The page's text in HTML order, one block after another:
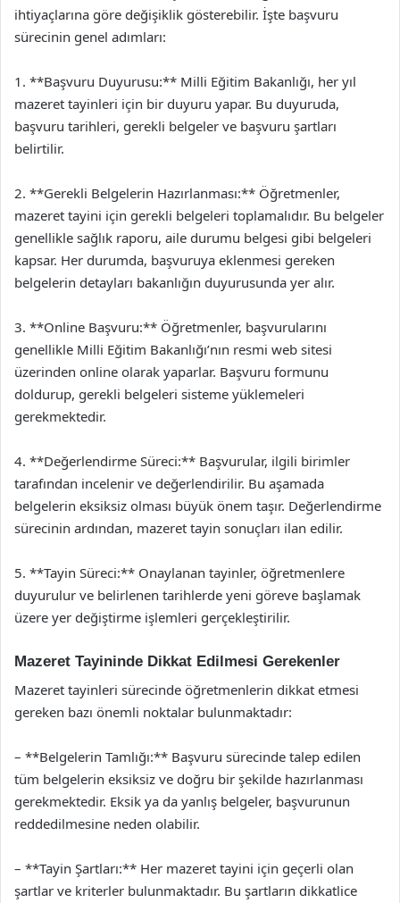
ihtiyaçlarına göre değişiklik gösterebilir. İşte başvuru
sürecinin genel adımları:
1. **Başvuru Duyurusu:** Milli Eğitim Bakanlığı, her yıl
mazeret tayinleri için bir duyuru yapar. Bu duyuruda,
başvuru tarihleri, gerekli belgeler ve başvuru şartları
belirtilir.
2. **Gerekli Belgelerin Hazırlanması:** Öğretmenler,
mazeret tayini için gerekli belgeleri toplamalıdır. Bu belgeler
genellikle sağlık raporu, aile durumu belgesi gibi belgeleri
kapsar. Her durumda, başvuruya eklenmesi gereken
belgelerin detayları bakanlığın duyurusunda yer alır.
3. **Online Başvuru:** Öğretmenler, başvurularını
genellikle Milli Eğitim Bakanlığı’nın resmi web sitesi
üzerinden online olarak yaparlar. Başvuru formunu
doldurup, gerekli belgeleri sisteme yüklemeleri
gerekmektedir.
4. **Değerlendirme Süreci:** Başvurular, ilgili birimler
tarafından incelenir ve değerlendirilir. Bu aşamada
belgelerin eksiksiz olması büyük önem taşır. Değerlendirme
sürecinin ardından, mazeret tayin sonuçları ilan edilir.
5. **Tayin Süreci:** Onaylanan tayinler, öğretmenlere
duyurulur ve belirlenen tarihlerde yeni göreve başlamak
üzere yer değiştirme işlemleri gerçekleştirilir.
Mazeret Tayininde Dikkat Edilmesi Gerekenler
Mazeret tayinleri sürecinde öğretmenlerin dikkat etmesi
gereken bazı önemli noktalar bulunmaktadır:
– **Belgelerin Tamlığı:** Başvuru sürecinde talep edilen
tüm belgelerin eksiksiz ve doğru bir şekilde hazırlanması
gerekmektedir. Eksik ya da yanlış belgeler, başvurunun
reddedilmesine neden olabilir.
– **Tayin Şartları:** Her mazeret tayini için geçerli olan
şartlar ve kriterler bulunmaktadır. Bu şartların dikkatlice